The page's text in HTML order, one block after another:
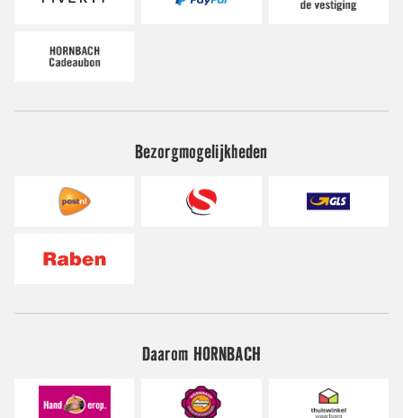
Bezorgmogelijkheden
Daarom HORNBACH